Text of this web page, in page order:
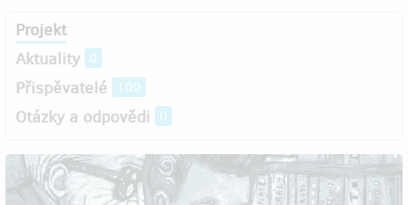
Projekt
Aktuality 0
Přispěvatelé 100
Otázky a odpovědi 0